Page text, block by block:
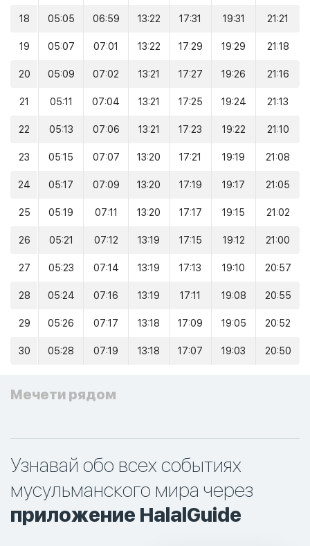
18 05:05 06:59 13:22 17:31 19:31 21:21
19 05:07 07:01 13:22 17:29 19:29 21:18
20 05:09 07:02 13:21 17:27 19:26 21:16
21 05:11 07:04 13:21 17:25 19:24 21:13
22 05:13 07:06 13:21 17:23 19:22 21:10
23 05:15 07:07 13:20 17:21 19:19 21:08
24 05:17 07:09 13:20 17:19 19:17 21:05
25 05:19 07:11 13:20 17:17 19:15 21:02
26 05:21 07:12 13:19 17:15 19:12 21:00
27 05:23 07:14 13:19 17:13 19:10 20:57
28 05:24 07:16 13:19 17:11 19:08 20:55
29 05:26 07:17 13:18 17:09 19:05 20:52
30 05:28 07:19 13:18 17:07 19:03 20:50
Мечети рядом
Узнавай обо всех событиях
мусульманского мира через
приложение HalalGuide